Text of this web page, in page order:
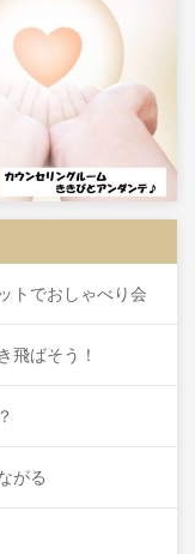
トでおしゃべり会
飛ばそう！
がる